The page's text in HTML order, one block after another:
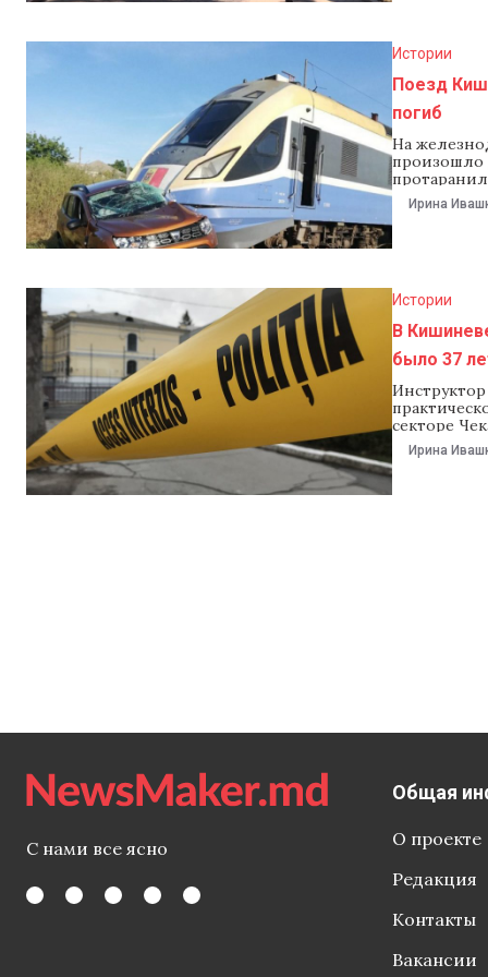
Истории
Поезд
погиб
На
произошло
ПоИрина
Истории
В
было 37
секторе
врачи и
Ирина
С нами все ясно
Общая
О проекте
Редакция
Контакты
Вакансии